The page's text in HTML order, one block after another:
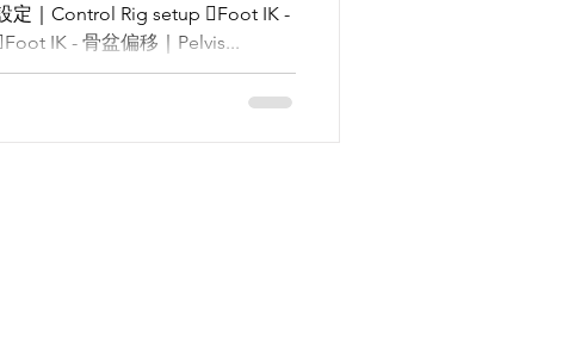
定｜Control Rig setup Foot IK -
IK - 骨盆偏移｜Pelvis...